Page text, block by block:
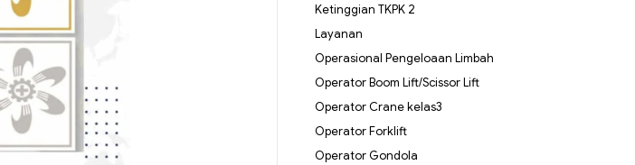
Ketinggian TKPK 2
Layanan
Operasional Pengeloaan Limbah
Operator Boom Lift/Scissor Lift
Operator Crane kelas3
Operator Forklift
Operator Gondola